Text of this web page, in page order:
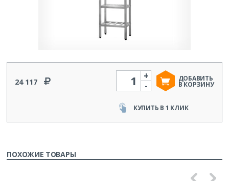
24 117
Количество
-
+ ДОБАВИТЬ
В КОРЗИНУ
КУПИТЬ В 1 КЛИК
ПОХОЖИЕ ТОВАРЫ